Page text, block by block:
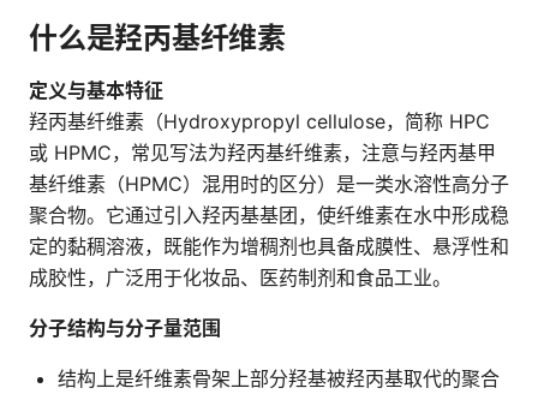
什么是羟丙基纤维素
定义与基本特征
羟丙基纤维素（Hydroxypropyl cellulose，简称 HPC
或 HPMC，常见写法为羟丙基纤维素，注意与羟丙基甲
基纤维素（HPMC）混用时的区分）是一类水溶性高分子
聚合物。它通过引入羟丙基基团，使纤维素在水中形成稳
定的黏稠溶液，既能作为增稠剂也具备成膜性、悬浮性和
成胶性，广泛用于化妆品、医药制剂和食品工业。
分子结构与分子量范围
结构上是纤维素骨架上部分羟基被羟丙基取代的聚合